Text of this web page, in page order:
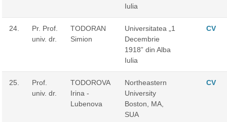
Iulia
24.
Pr. Prof.
univ. dr.
TODORAN
Simion
Universitatea „1
Decembrie
1918” din Alba
Iulia
CV
25.
Prof.
univ. dr.
TODOROVA
Irina -
Lubenova
Northeastern
University
Boston, MA,
SUA
CV